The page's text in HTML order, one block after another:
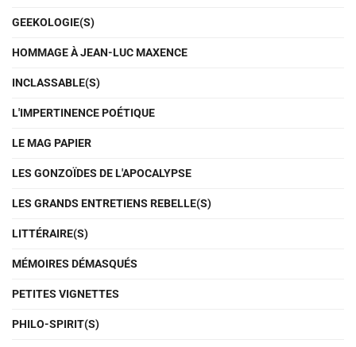
GEEKOLOGIE(S)
HOMMAGE À JEAN-LUC MAXENCE
INCLASSABLE(S)
L'IMPERTINENCE POÉTIQUE
LE MAG PAPIER
LES GONZOÏDES DE L'APOCALYPSE
LES GRANDS ENTRETIENS REBELLE(S)
LITTÉRAIRE(S)
MÉMOIRES DÉMASQUÉS
PETITES VIGNETTES
PHILO-SPIRIT(S)